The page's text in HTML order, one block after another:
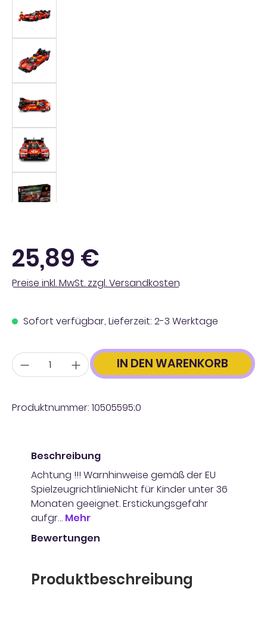
Regulärer Preis:
25,89 €
Preise inkl. MwSt. zzgl. Versandkosten
Sofort verfügbar, Lieferzeit: 2-3 Werktage
Anzahl IN DEN WARENKORB
Produktnummer: 10505595;0
Beschreibung
Achtung !!! Warnhinweise gemäß der EU
SpielzeugrichtlinieNicht für Kinder unter 36
Monaten geeignet. Erstickungsgefahr
aufgr… Mehr
Bewertungen
Produktbeschreibung